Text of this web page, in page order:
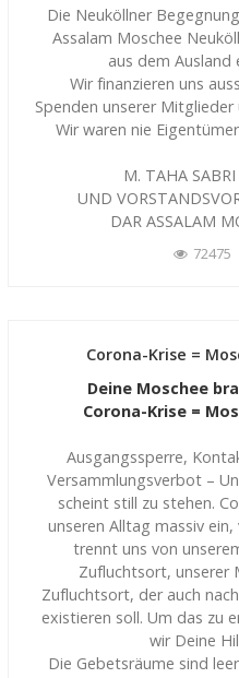
Die Neuköllner
Assalam Moschee
aus dem Ausland
Wir finanzieren uns
Spenden unserer Mitglieder
Wir waren nie
M. TAHA
UND
DAR ASSALAM
72475
Corona-Krise =
Deine Moschee
Corona-Krise =
Ausgangssperre,
Versammlungsverbot –
scheint still zu stehen.
unseren Alltag massiv
trennt uns von
Zufluchtsort, unserer
Zufluchtsort, der auch
existieren soll. Um das zu
wir Deine
Die Gebetsräume sind